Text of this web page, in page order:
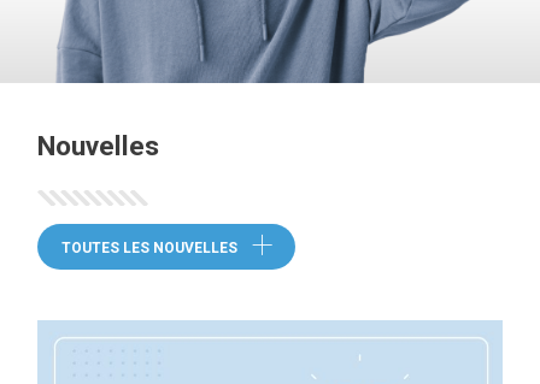
Nouvelles
TOUTES LES NOUVELLES